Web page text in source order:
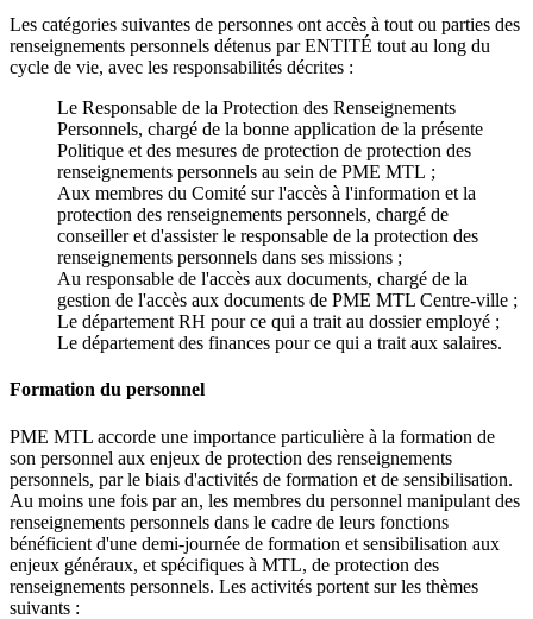
Les catégories suivantes de personnes ont accès à tout ou parties des
renseignements personnels détenus par ENTITÉ tout au long du
cycle de vie, avec les responsabilités décrites :
Le Responsable de la Protection des Renseignements
Personnels, chargé de la bonne application de la présente
Politique et des mesures de protection de protection des
renseignements personnels au sein de PME MTL ;
Aux membres du Comité sur l'accès à l'information et la
protection des renseignements personnels, chargé de
conseiller et d'assister le responsable de la protection des
renseignements personnels dans ses missions ;
Au responsable de l'accès aux documents, chargé de la
gestion de l'accès aux documents de PME MTL Centre-ville ;
Le département RH pour ce qui a trait au dossier employé ;
Le département des finances pour ce qui a trait aux salaires.
Formation du personnel
PME MTL accorde une importance particulière à la formation de
son personnel aux enjeux de protection des renseignements
personnels, par le biais d'activités de formation et de sensibilisation.
Au moins une fois par an, les membres du personnel manipulant des
renseignements personnels dans le cadre de leurs fonctions
bénéficient d'une demi-journée de formation et sensibilisation aux
enjeux généraux, et spécifiques à MTL, de protection des
renseignements personnels. Les activités portent sur les thèmes
suivants :